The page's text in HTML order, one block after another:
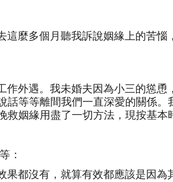
這麼多個月聽我訴說姻緣上的苦惱
作外遇。我未婚夫因為小三的慫恿
話等等離間我們一直深愛的關係
救姻緣用盡了一切方法，現按基本
：
都沒有，就算有效都應該是因為